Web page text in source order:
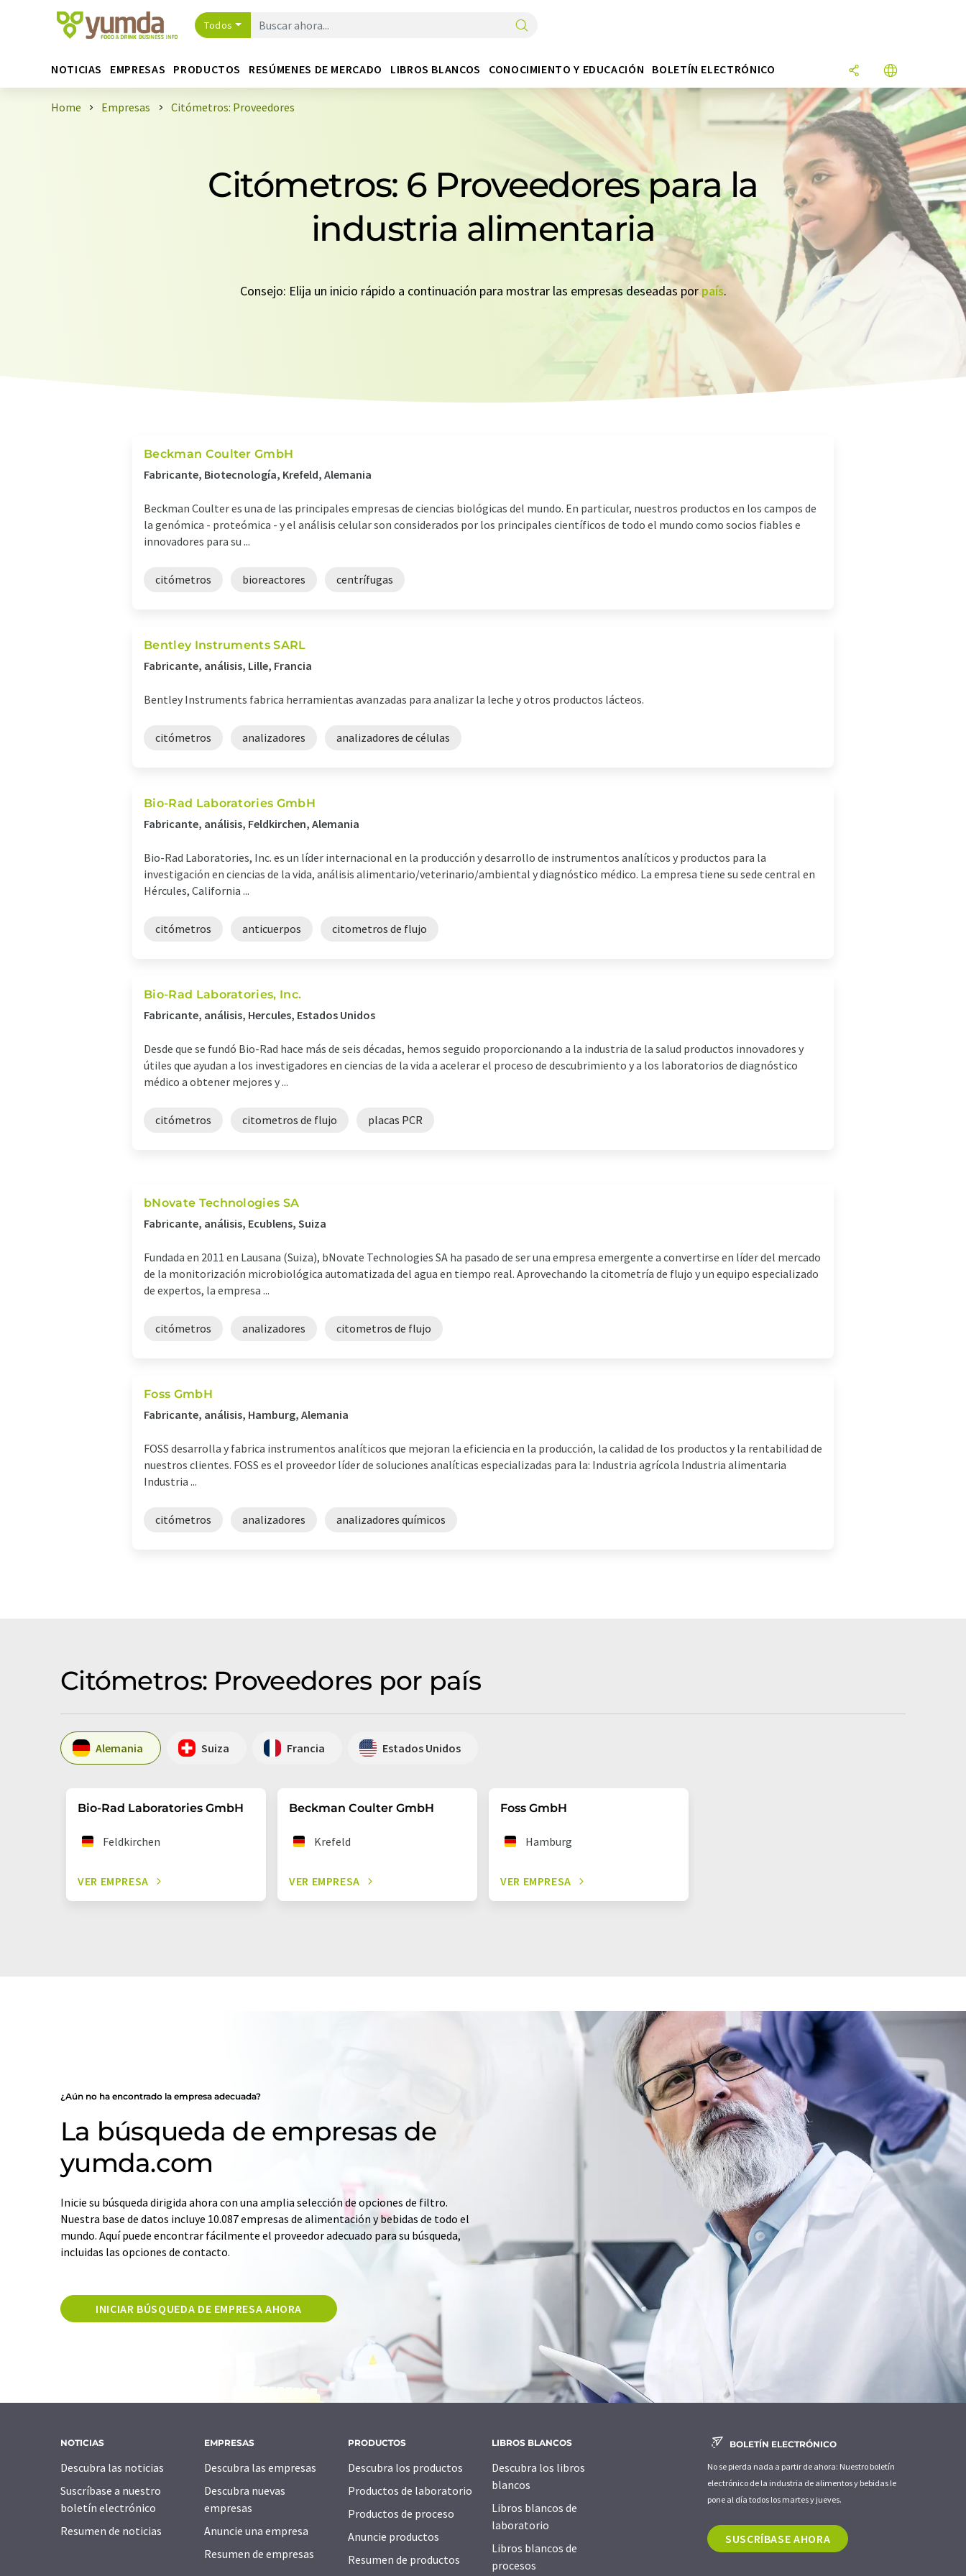
Todos
NOTICIAS EMPRESAS PRODUCTOS RESÚMENES DE MERCADO LIBROS BLANCOS CONOCIMIENTO Y EDUCACIÓN BOLETÍN ELECTRÓNICO
Home Empresas Citómetros: Proveedores
Citómetros: 6 Proveedores para la
industria alimentaria
Consejo: Elija un inicio rápido a continuación para mostrar las empresas deseadas por país.
Beckman Coulter GmbH
Fabricante, Biotecnología, Krefeld, Alemania
Beckman Coulter es una de las principales empresas de ciencias biológicas del mundo. En particular, nuestros productos en los campos de
la genómica - proteómica - y el análisis celular son considerados por los principales científicos de todo el mundo como socios fiables e
innovadores para su ...
citómetros bioreactores centrífugas
Bentley Instruments SARL
Fabricante, análisis, Lille, Francia
Bentley Instruments fabrica herramientas avanzadas para analizar la leche y otros productos lácteos.
citómetros analizadores analizadores de células
Bio-Rad Laboratories GmbH
Fabricante, análisis, Feldkirchen, Alemania
Bio-Rad Laboratories, Inc. es un líder internacional en la producción y desarrollo de instrumentos analíticos y productos para la
investigación en ciencias de la vida, análisis alimentario/veterinario/ambiental y diagnóstico médico. La empresa tiene su sede central en
Hércules, California ...
citómetros anticuerpos citometros de flujo
Bio-Rad Laboratories, Inc.
Fabricante, análisis, Hercules, Estados Unidos
Desde que se fundó Bio-Rad hace más de seis décadas, hemos seguido proporcionando a la industria de la salud productos innovadores y
útiles que ayudan a los investigadores en ciencias de la vida a acelerar el proceso de descubrimiento y a los laboratorios de diagnóstico
médico a obtener mejores y ...
citómetros citometros de flujo placas PCR
bNovate Technologies SA
Fabricante, análisis, Ecublens, Suiza
Fundada en 2011 en Lausana (Suiza), bNovate Technologies SA ha pasado de ser una empresa emergente a convertirse en líder del mercado
de la monitorización microbiológica automatizada del agua en tiempo real. Aprovechando la citometría de flujo y un equipo especializado
de expertos, la empresa ...
citómetros analizadores citometros de flujo
Foss GmbH
Fabricante, análisis, Hamburg, Alemania
FOSS desarrolla y fabrica instrumentos analíticos que mejoran la eficiencia en la producción, la calidad de los productos y la rentabilidad de
nuestros clientes. FOSS es el proveedor líder de soluciones analíticas especializadas para la: Industria agrícola Industria alimentaria
Industria ...
citómetros analizadores analizadores químicos
Citómetros: Proveedores por país
Alemania Suiza Francia Estados Unidos
Bio-Rad Laboratories GmbH
Feldkirchen
VER EMPRESA
Beckman Coulter GmbH
Krefeld
VER EMPRESA
Foss GmbH
Hamburg
VER EMPRESA
¿Aún no ha encontrado la empresa adecuada?
La búsqueda de empresas de
yumda.com
Inicie su búsqueda dirigida ahora con una amplia selección de opciones de filtro.
Nuestra base de datos incluye 10.087 empresas de alimentación y bebidas de todo el
mundo. Aquí puede encontrar fácilmente el proveedor adecuado para su búsqueda,
incluidas las opciones de contacto.
INICIAR BÚSQUEDA DE EMPRESA AHORA
NOTICIAS
Descubra las noticias
Suscríbase a nuestro
boletín electrónico
Resumen de noticias
EMPRESAS
Descubra las empresas
Descubra nuevas
empresas
Anuncie una empresa
Resumen de empresas
PRODUCTOS
Descubra los productos
Productos de laboratorio
Productos de proceso
Anuncie productos
Resumen de productos
LIBROS BLANCOS
Descubra los libros
blancos
Libros blancos de
laboratorio
Libros blancos de
procesos
BOLETÍN ELECTRÓNICO
No se pierda nada a partir de ahora: Nuestro boletín
electrónico de la industria de alimentos y bebidas le
pone al día todos los martes y jueves.
SUSCRÍBASE AHORA